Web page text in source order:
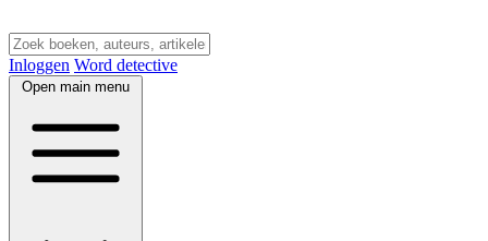
Inloggen Word detective
Open main menu